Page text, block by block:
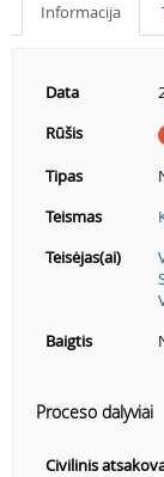
Informacija
Data
Rūšis
Tipas
Teismas
Teisėjas(ai)
Baigtis
Proceso dalyviai
Civilinis